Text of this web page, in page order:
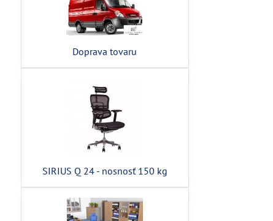
Doprava tovaru
SIRIUS Q 24 - nosnosť 150 kg